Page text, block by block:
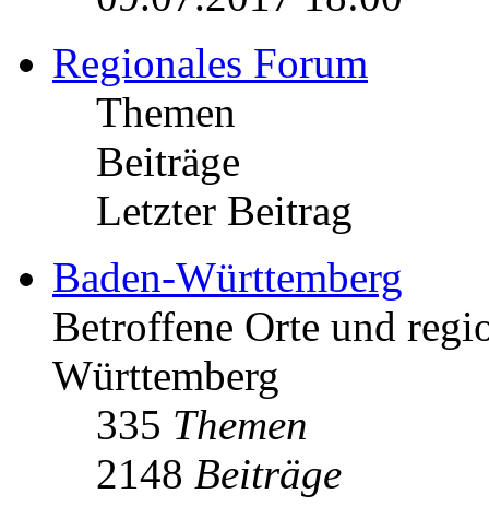
Regionales Forum
Themen
Beiträge
Letzter Beitrag
Baden-Württemberg
Betroffene Orte und
Württemberg
335 Themen
2148 Beiträge